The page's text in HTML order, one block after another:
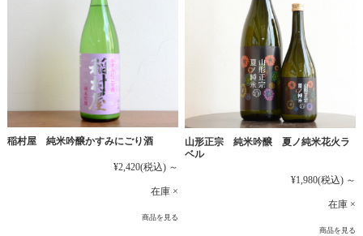
稲村屋 純米吟醸かすみにごり酒
¥2,420(税込) ～
在庫 ×
商品を見る
山形正宗 純米吟醸 夏ノ純米花火ラ
ベル
¥1,980(税込) ～
在庫 ×
商品を見る